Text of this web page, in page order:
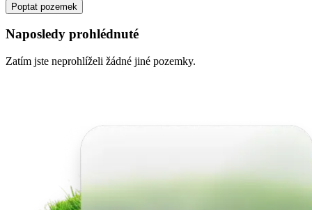
Poptat pozemek
Naposledy prohlédnuté
Zatím jste neprohlíželi žádné jiné pozemky.